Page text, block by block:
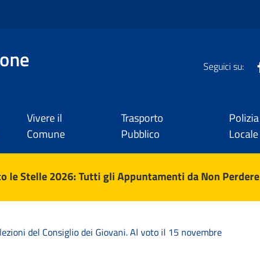
Seguici su:
Vivere il
Comune
Trasporto
Pubblico
Polizia
Locale
le Stelle 2026: Tutti gli Appuntamenti da Non Perdere
del Consiglio dei Giovani. Al voto il 15 novembre